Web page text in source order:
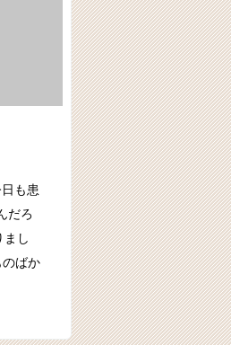
も患
だろ
まし
ばか